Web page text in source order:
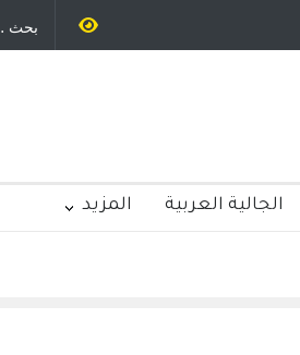
:وليد رباح – نيوجرسي – الولايات المتحدة
الامريكية
الجالية العربية المزيد